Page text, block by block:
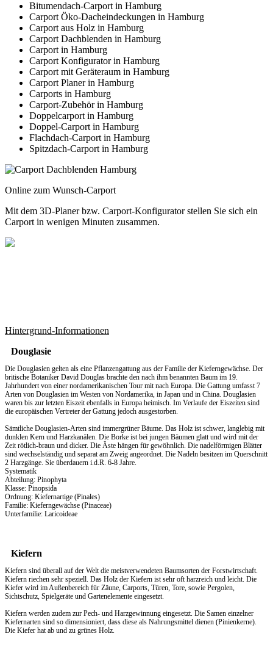
Bitumendach-Carport in Hamburg
Carport Öko-Dacheindeckungen in Hamburg
Carport aus Holz in Hamburg
Carport Dachblenden in Hamburg
Carport in Hamburg
Carport Konfigurator in Hamburg
Carport mit Geräteraum in Hamburg
Carport Planer in Hamburg
Carports in Hamburg
Carport-Zubehör in Hamburg
Doppelcarport in Hamburg
Doppel-Carport in Hamburg
Flachdach-Carport in Hamburg
Spitzdach-Carport in Hamburg
Online zum Wunsch-Carport
Mit dem 3D-Planerbzw. Carport-Konfiguratorstellen Sie sich ein
Carport in wenigen Minuten zusammen.
Hintergrund-Informationen
Douglasie
Die Douglasien gelten als eine Pflanzengattung aus der Familie der Kieferngewächse. Der
britische Botaniker David Douglas brachte den nach ihm benannten Baum im 19.
Jahrhundert von einer nordamerikanischen Tour mit nach Europa. Die Gattung umfasst 7
Arten von Douglasien im Westen von Nordamerika, in Japan und in China. Douglasien
waren bis zur letzten Eiszeit ebenfalls in Europa heimisch. Im Verlaufe der Eiszeiten sind
die europäischen Vertreter der Gattung jedoch ausgestorben.
Sämtliche Douglasien-Arten sind immergrüner Bäume. Das Holz ist schwer, langlebig mit
dunklen Kern und Harzkanälen. Die Borke ist bei jungen Bäumen glatt und wird mit der
Zeit rötlich-braun und dicker. Die Äste hängen für gewöhnlich. Die nadelförmigen Blätter
sind wechselständig und separat am Zweig angeordnet. Die Nadeln besitzen im Querschnitt
2 Harzgänge. Sie überdauern i.d.R. 6-8 Jahre.
Systematik
Abteilung: Pinophyta
Klasse: Pinopsida
Ordnung: Kiefernartige (Pinales)
Familie: Kieferngewächse (Pinaceae)
Unterfamilie: Laricoideae
Kiefern
Kiefern sind überall auf der Welt die meistverwendeten Baumsorten der Forstwirtschaft.
Kiefern riechen sehr speziell. Das Holz der Kiefern ist sehr oft harzreich und leicht. Die
Kiefer wird im Außenbereich für Zäune, Carports, Türen, Tore, sowie Pergolen,
Sichtschutz, Spielgeräte und Gartenelemente eingesetzt.
Kiefern werden zudem zur Pech- und Harzgewinnung eingesetzt. Die Samen einzelner
Kiefernarten sind so dimensioniert, dass diese als Nahrungsmittel dienen (Pinienkerne).
Die Kiefer hat ab und zu grünes Holz.